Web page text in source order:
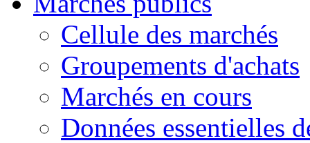
Cellule des marchés
Groupements d'achats
Marchés en cours
Données essentielles